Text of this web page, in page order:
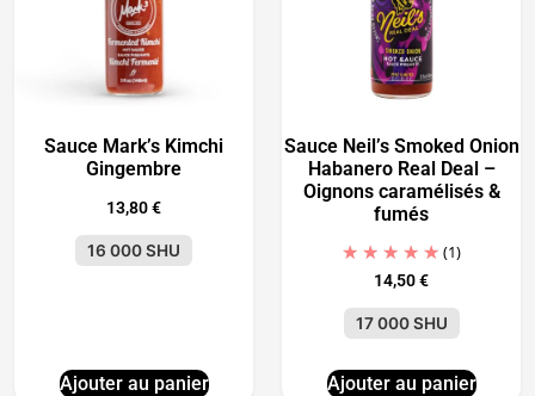
Sauce Mark’s Kimchi
Gingembre
13,80€
16 000 SHU
Ajouter au panier
Sauce Neil’s Smoked Onion
Habanero Real Deal –
Oignons caramélisés &
fumés
(1)
14,50€
17 000 SHU
Ajouter au panier